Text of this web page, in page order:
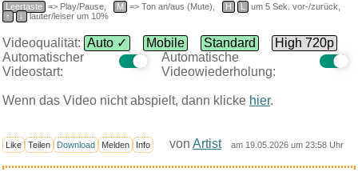
Leertaste => Play/Pause, M => Ton an/aus (Mute), H L
um 5 Sek. vor-/zurück,
↑
↓ lauter/leiser um 10%
Videoqualität: Auto ✓ Mobile Standard
High 720p
Automatischer
Videostart:
Automatische
Videowiederholung:
Wenn das Video nicht abspielt, dann klicke hier.
Like Teilen Download Melden Info von Artist am 19.05.2026 um 23:58 Uhr